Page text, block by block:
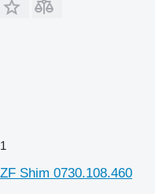
1
ZF Shim 0730.108.460